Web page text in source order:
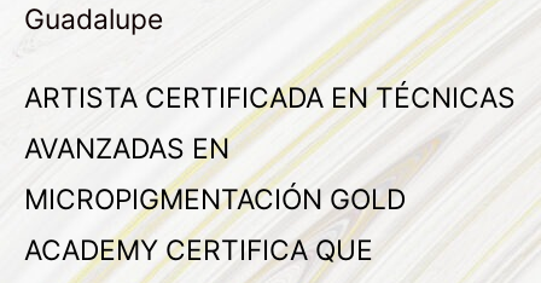
Guadalupe
ARTISTA CERTIFICADA EN TÉCNICAS
AVANZADAS EN
MICROPIGMENTACIÓN GOLD
ACADEMY CERTIFICA QUE